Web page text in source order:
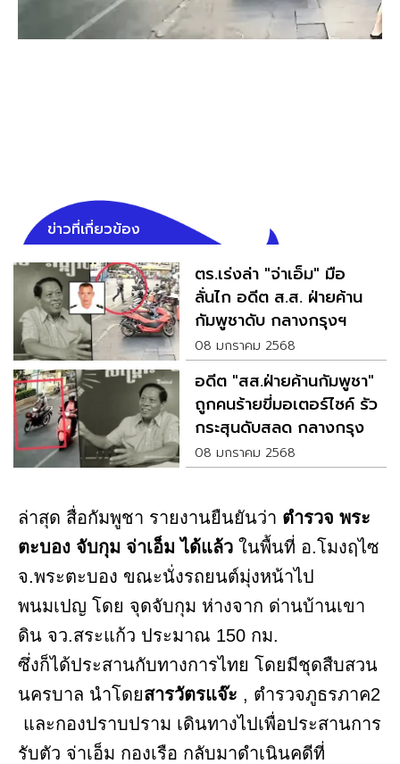
ข่าวที่เกี่ยวข้อง
ตร.เร่งล่า "จ่าเอ็ม" มือ
ลั่นไก อดีต ส.ส. ฝ่ายค้าน
กัมพูชาดับ กลางกรุงฯ
08 มกราคม 2568
อดีต "สส.ฝ่ายค้านกัมพูชา"
ถูกคนร้ายขี่มอเตอร์ไซค์ รัว
กระสุนดับสลด กลางกรุง
08 มกราคม 2568
ล่าสุด สื่อกัมพูชา​ รายงานยืนยันว่า ตำรวจ พระ
ตะบอง​ จับกุม จ่าเอ็ม ได้แล้ว ในพื้นที่ อ.โมงฤไซ
จ.พระตะบอง ขณะนั่งรถยนต์มุ่งหน้าไป
พนมเปญ โดย จุดจับกุม ห่างจาก ด่านบ้านเขา
ดิน จว.สระแก้ว ประมาณ 150 กม.
ซึ่งก็ได้ประสานกับทางการไทย โดยมีชุดสืบสวน
นครบาล นำโดยสารวัตรแจ๊ะ , ตำรวจภูธรภาค2
และกองปราบปราม เดินทางไปเพื่อประสานการ
รับตัว จ่าเอ็ม กองเรือ กลับมาดำเนินคดีที่